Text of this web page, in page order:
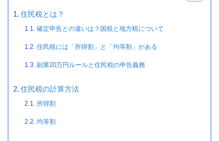
住民税とは？
確定申告との違いは？国税と地方税について
住民税には「所得割」と「均等割」がある
副業20万円ルールと住民税の申告義務
住民税の計算方法
所得割
均等割